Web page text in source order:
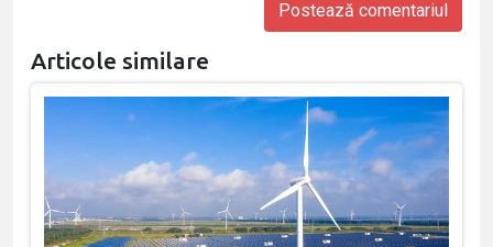
Articole similare